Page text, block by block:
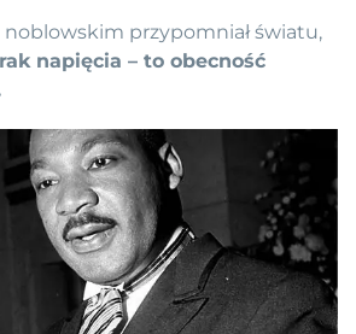
przypomniał światu,
napięcia – to obecność